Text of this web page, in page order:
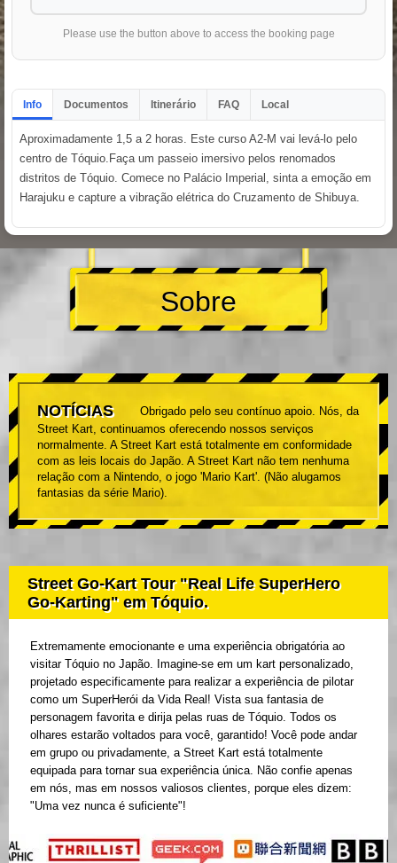
Please use the button above to access the booking page
Info Documentos Itinerário FAQ Local
Aproximadamente 1,5 a 2 horas. Este curso A2-M vai levá-lo pelo
centro de Tóquio.Faça um passeio imersivo pelos renomados
distritos de Tóquio. Comece no Palácio Imperial, sinta a emoção em
Harajuku e capture a vibração elétrica do Cruzamento de Shibuya.
Sobre
NOTÍCIAS
Obrigado pelo seu contínuo apoio. Nós, da
Street Kart, continuamos oferecendo nossos serviços
normalmente. A Street Kart está totalmente em conformidade
com as leis locais do Japão. A Street Kart não tem nenhuma
relação com a Nintendo, o jogo 'Mario Kart'. (Não alugamos
fantasias da série Mario).
Street Go-Kart Tour "Real Life SuperHero
Go-Karting" em Tóquio.
Extremamente emocionante e uma experiência obrigatória ao
visitar Tóquio no Japão. Imagine-se em um kart personalizado,
projetado especificamente para realizar a experiência de pilotar
como um SuperHerói da Vida Real! Vista sua fantasia de
personagem favorita e dirija pelas ruas de Tóquio. Todos os
olhares estarão voltados para você, garantido! Você pode andar
em grupo ou privadamente, a Street Kart está totalmente
equipada para tornar sua experiência única. Não confie apenas
em nós, mas em nossos valiosos clientes, porque eles dizem:
"Uma vez nunca é suficiente"!